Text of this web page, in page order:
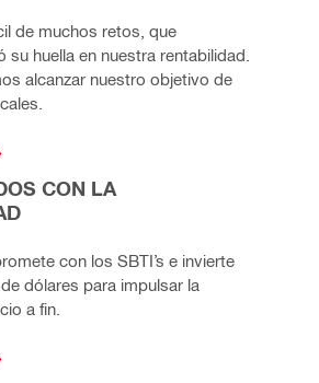
de muchos retos, que
su huella en nuestra rentabilidad.
alcanzar nuestro objetivo de
CON LA
con los SBTI’s e invierte
dólares para impulsar la
a fin.